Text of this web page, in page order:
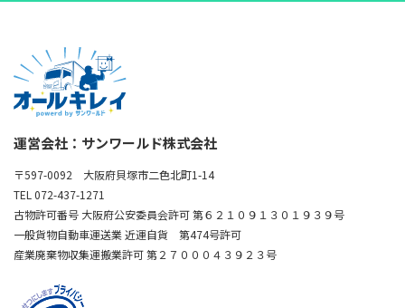
運営会社：サンワールド株式会社
〒597-0092 大阪府貝塚市二色北町1-14
TEL 072-437-1271
古物許可番号 大阪府公安委員会許可 第６２１０９１３０１９３９号
一般貨物自動車運送業 近運自貨 第474号許可
産業廃棄物収集運搬業許可 第２７０００４３９２３号